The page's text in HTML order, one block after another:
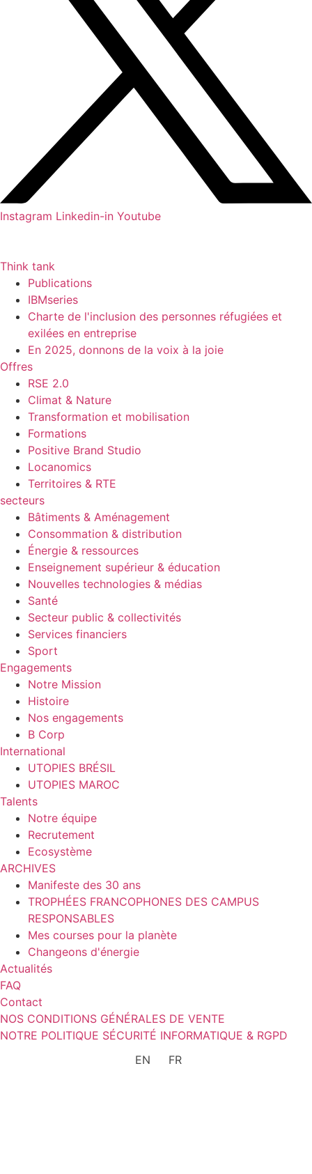
Instagram Linkedin-in Youtube
Think tank
Publications
IBMseries
Charte de l'inclusion des personnes réfugiées et
exilées en entreprise
En 2025, donnons de la voix à la joie
Offres
RSE 2.0
Climat & Nature
Transformation et mobilisation
Formations
Positive Brand Studio
Locanomics
Territoires & RTE
secteurs
Bâtiments & Aménagement
Consommation & distribution
Énergie & ressources
Enseignement supérieur & éducation
Nouvelles technologies & médias
Santé
Secteur public & collectivités
Services financiers
Sport
Engagements
Notre Mission
Histoire
Nos engagements
B Corp
International
UTOPIES BRÉSIL
UTOPIES MAROC
Talents
Notre équipe
Recrutement
Ecosystème
ARCHIVES
Manifeste des 30 ans
TROPHÉES FRANCOPHONES DES CAMPUS
RESPONSABLES
Mes courses pour la planète
Changeons d'énergie
Actualités
FAQ
Contact
NOS CONDITIONS GÉNÉRALES DE VENTE
NOTRE POLITIQUE SÉCURITÉ INFORMATIQUE & RGPD
EN
FR